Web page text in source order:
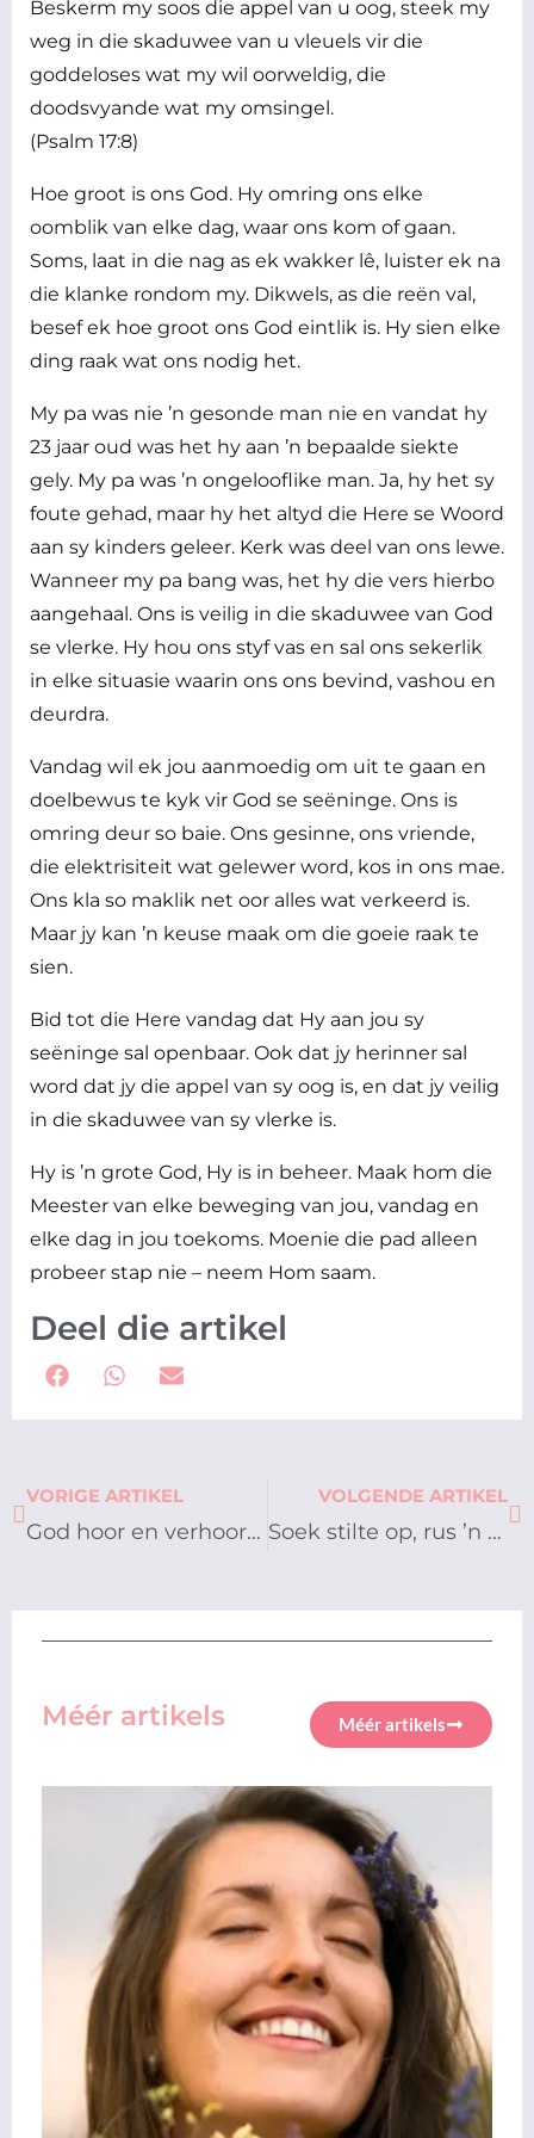
Beskerm my soos die appel van u oog, steek my
weg in die skaduwee van u vleuels vir die
goddeloses wat my wil oorweldig, die
doodsvyande wat my omsingel.
(Psalm 17:8)
Hoe groot is ons God. Hy omring ons elke
oomblik van elke dag, waar ons kom of gaan.
Soms, laat in die nag as ek wakker lê, luister ek na
die klanke rondom my. Dikwels, as die reën val,
besef ek hoe groot ons God eintlik is. Hy sien elke
ding raak wat ons nodig het.
My pa was nie ’n gesonde man nie en vandat hy
23 jaar oud was het hy aan ’n bepaalde siekte
gely. My pa was ’n ongelooflike man. Ja, hy het sy
foute gehad, maar hy het altyd die Here se Woord
aan sy kinders geleer. Kerk was deel van ons lewe.
Wanneer my pa bang was, het hy die vers hierbo
aangehaal. Ons is veilig in die skaduwee van God
se vlerke. Hy hou ons styf vas en sal ons sekerlik
in elke situasie waarin ons ons bevind, vashou en
deurdra.
Vandag wil ek jou aanmoedig om uit te gaan en
doelbewus te kyk vir God se seëninge. Ons is
omring deur so baie. Ons gesinne, ons vriende,
die elektrisiteit wat gelewer word, kos in ons mae.
Ons kla so maklik net oor alles wat verkeerd is.
Maar jy kan ’n keuse maak om die goeie raak te
sien.
Bid tot die Here vandag dat Hy aan jou sy
seëninge sal openbaar. Ook dat jy herinner sal
word dat jy die appel van sy oog is, en dat jy veilig
in die skaduwee van sy vlerke is.
Hy is ’n grote God, Hy is in beheer. Maak hom die
Meester van elke beweging van jou, vandag en
elke dag in jou toekoms. Moenie die pad alleen
probeer stap nie – neem Hom saam.
Deel die artikel
Prev
VORIGE ARTIKEL
God hoor en verhoor jou gebede
VOLGENDE ARTIKEL
Soek stilte op, rus ’n bietjie
Méér artikels Méér artikels